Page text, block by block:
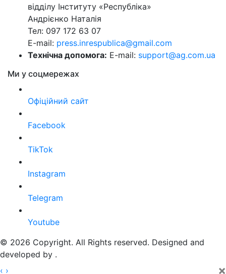
відділу Інституту «Республіка»
Андрієнко Наталія
Тел: 097 172 63 07
E-mail: press.inrespublica@gmail.com
Технічна допомога: E-mail: support@ag.com.ua
Ми у соцмережах
Офіційний сайт
Facebook
TikTok
Instagram
Telegram
Youtube
© 2026 Copyright. All Rights reserved. Designed and
developed by .
‹ › ×